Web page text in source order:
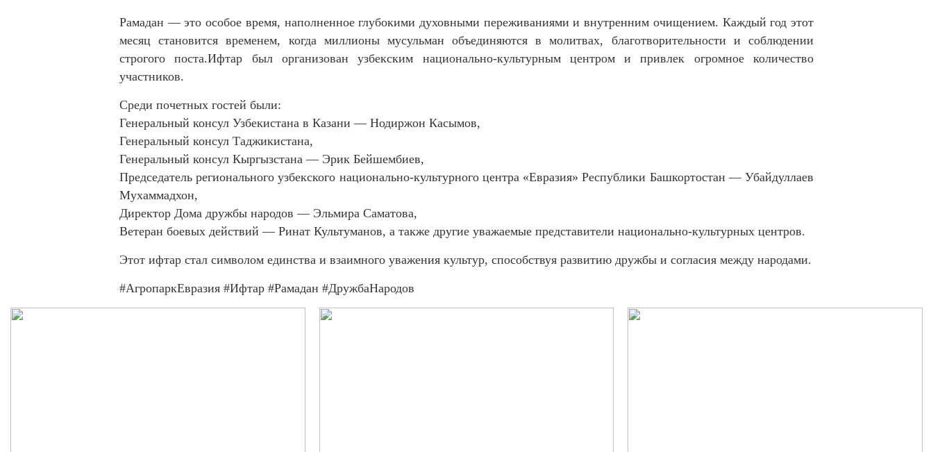
Рамадан — это особое время, наполненное глубокими духовными переживаниями и внутренним очищением. Каждый год этот
месяц становится временем, когда миллионы мусульман объединяются в молитвах, благотворительности и соблюдении
строгого поста.Ифтар был организован узбекским национально-культурным центром и привлек огромное количество
участников.
Среди почетных гостей были:
Генеральный консул Узбекистана в Казани — Нодиржон Касымов,
Генеральный консул Таджикистана,
Генеральный консул Кыргызстана — Эрик Бейшембиев,
Председатель регионального узбекского национально-культурного центра «Евразия» Республики Башкортостан — Убайдуллаев
Мухаммадхон,
Директор Дома дружбы народов — Эльмира Саматова,
Ветеран боевых действий — Ринат Культуманов, а также другие уважаемые представители национально-культурных центров.
Этот ифтар стал символом единства и взаимного уважения культур, способствуя развитию дружбы и согласия между народами.
#АгропаркЕвразия #Ифтар #Рамадан #ДружбаНародов